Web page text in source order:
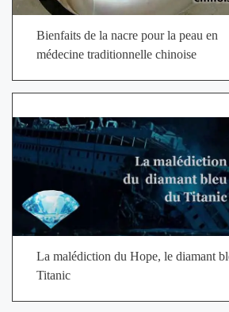
Bienfaits de la nacre pour la peau en
médecine traditionnelle chinoise
La malédiction du Hope, le diamant
Titanic